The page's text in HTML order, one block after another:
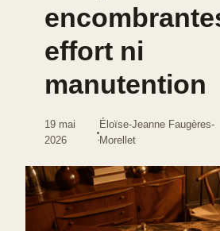
effort ni
manutention
19 mai
2026
·
Éloïse-Jeanne Faugères-
Morellet